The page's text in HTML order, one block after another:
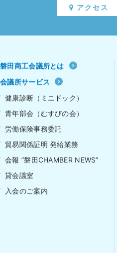
アクセス
磐田商工会議所とは
会議所サービス
健康診断（ミニドック）
青年部会（むすびの会）
労働保険事務委託
貿易関係証明 発給業務
会報 ”磐田CHAMBER NEWS”
貸会議室
入会のご案内